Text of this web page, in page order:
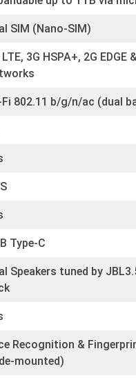
SIM (Nano-SIM)
LTE, 3G HSPA+, 2G EDGE
Fi 802.11 b/g/n/ac (dual
Type-C
Speakers tuned by
Recognition &
mounted)